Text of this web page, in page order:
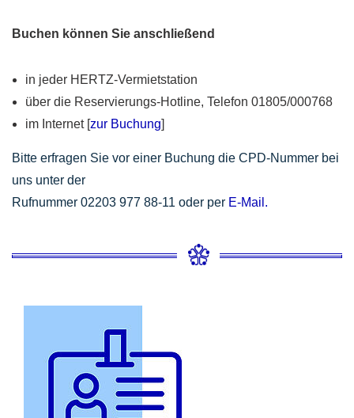
Buchen können Sie anschließend
in jeder HERTZ-Vermietstation
über die Reservierungs-Hotline, Telefon 01805/000768
im Internet [zur Buchung]
Bitte erfragen Sie vor einer Buchung die CPD-Nummer bei
uns unter der
Rufnummer 02203 977 88-11 oder per E-Mail.